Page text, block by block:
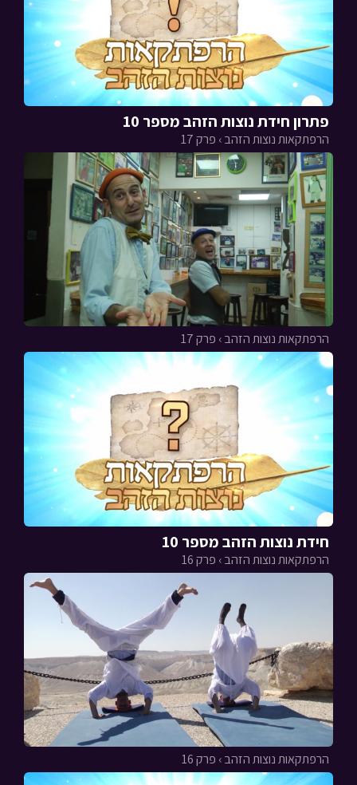
פתרון חידת נוצות הזהב מספר 10
הרפתקאות נוצות הזהב › פרק 17
הרפתקאות נוצות הזהב › פרק 17
חידת נוצות הזהב מספר 10
הרפתקאות נוצות הזהב › פרק 16
הרפתקאות נוצות הזהב › פרק 16